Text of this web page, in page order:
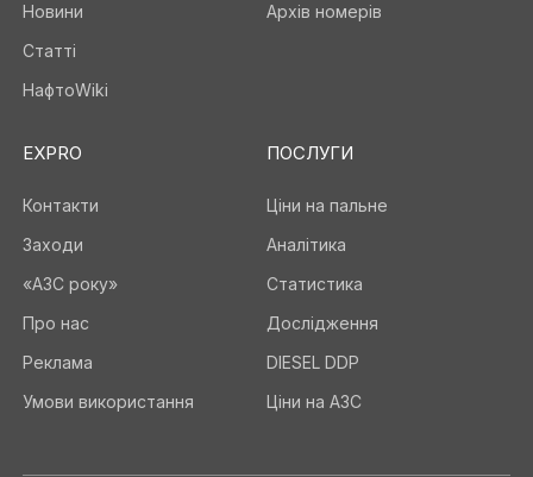
Новини
Статті
НафтоWiki
Архів номерів
EXPRO
Контакти
Заходи
«АЗС року»
Про нас
Реклама
Умови використання
ПОСЛУГИ
Ціни на пальне
Аналітика
Статистика
Дослідження
DIESEL DDP
Ціни на АЗС